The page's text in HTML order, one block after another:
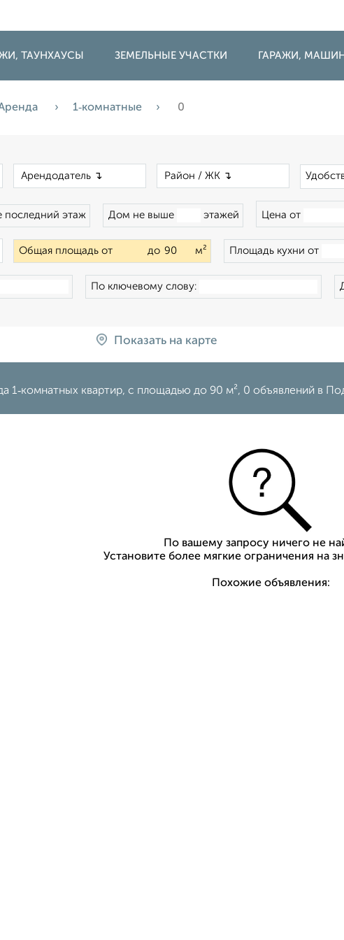
ТАУНХАУСЫ ЗЕМЕЛЬНЫЕ УЧАСТКИ ГАРАЖИ,
1‑комнатные 0
последний этаж Дом не выше этажей Цена от
Общая площадь от до м² Площадь кухни от
По ключевому слову:
Показать на карте
1‑комнатных квартир, c площадью до 90 м², 0 объявлений в
По вашему запросу ничего не
Установите более мягкие ограничения на
Похожие объявления: